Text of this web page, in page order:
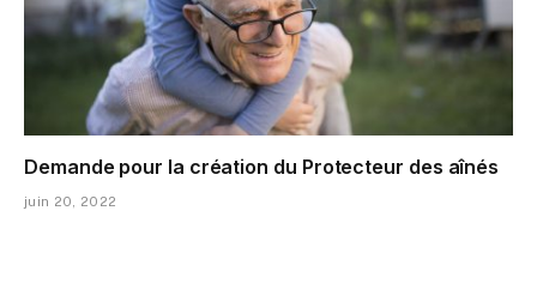
Demande pour la création du Protecteur des aînés
juin 20, 2022